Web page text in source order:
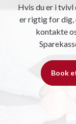
Hvis du er i
er rigtig for dig,
kontakte
Book